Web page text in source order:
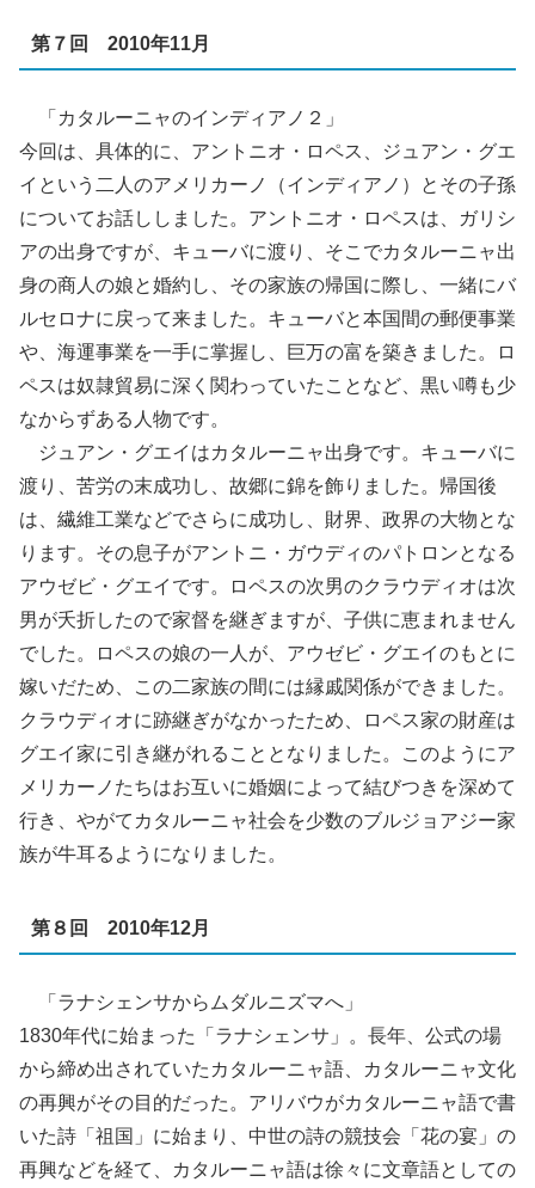
第７回 2010年11月
「カタルーニャのインディアノ２」
今回は、具体的に、アントニオ・ロペス、ジュアン・グエ
イという二人のアメリカーノ（インディアノ）とその子孫
についてお話ししました。アントニオ・ロペスは、ガリシ
アの出身ですが、キューバに渡り、そこでカタルーニャ出
身の商人の娘と婚約し、その家族の帰国に際し、一緒にバ
ルセロナに戻って来ました。キューバと本国間の郵便事業
や、海運事業を一手に掌握し、巨万の富を築きました。ロ
ペスは奴隷貿易に深く関わっていたことなど、黒い噂も少
なからずある人物です。
ジュアン・グエイはカタルーニャ出身です。キューバに
渡り、苦労の末成功し、故郷に錦を飾りました。帰国後
は、繊維工業などでさらに成功し、財界、政界の大物とな
ります。その息子がアントニ・ガウディのパトロンとなる
アウゼビ・グエイです。ロペスの次男のクラウディオは次
男が夭折したので家督を継ぎますが、子供に恵まれません
でした。ロペスの娘の一人が、アウゼビ・グエイのもとに
嫁いだため、この二家族の間には縁戚関係ができました。
クラウディオに跡継ぎがなかったため、ロペス家の財産は
グエイ家に引き継がれることとなりました。このようにア
メリカーノたちはお互いに婚姻によって結びつきを深めて
行き、やがてカタルーニャ社会を少数のブルジョアジー家
族が牛耳るようになりました。
第８回 2010年12月
「ラナシェンサからムダルニズマへ」
1830年代に始まった「ラナシェンサ」。長年、公式の場
から締め出されていたカタルーニャ語、カタルーニャ文化
の再興がその目的だった。アリバウがカタルーニャ語で書
いた詩「祖国」に始まり、中世の詩の競技会「花の宴」の
再興などを経て、カタルーニャ語は徐々に文章語としての